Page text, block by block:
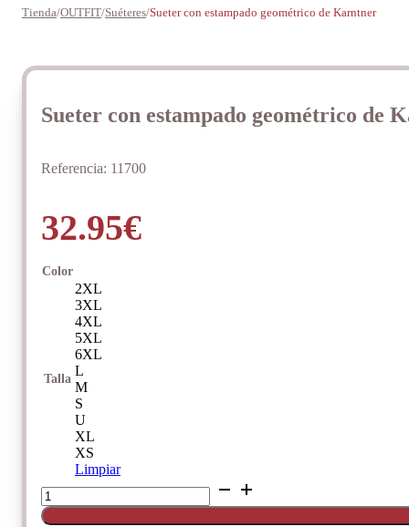
Tienda/OUTFIT/Suéteres/Sueter con estampado geométrico de Karntner
Sueter con estampado geométrico de
Referencia: 11700
32.95€
Color
Talla
2XL
3XL
4XL
5XL
6XL
L
M
S
U
XL
XS
Limpiar
Sueter
con
estampado